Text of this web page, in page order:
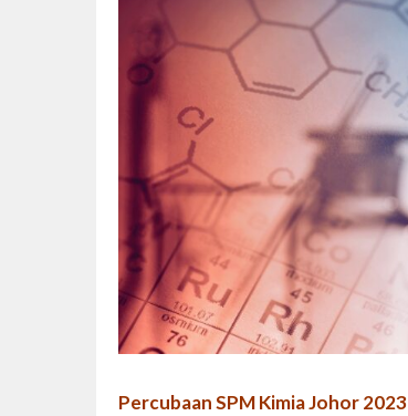
Percubaan SPM Kimia Johor 2023